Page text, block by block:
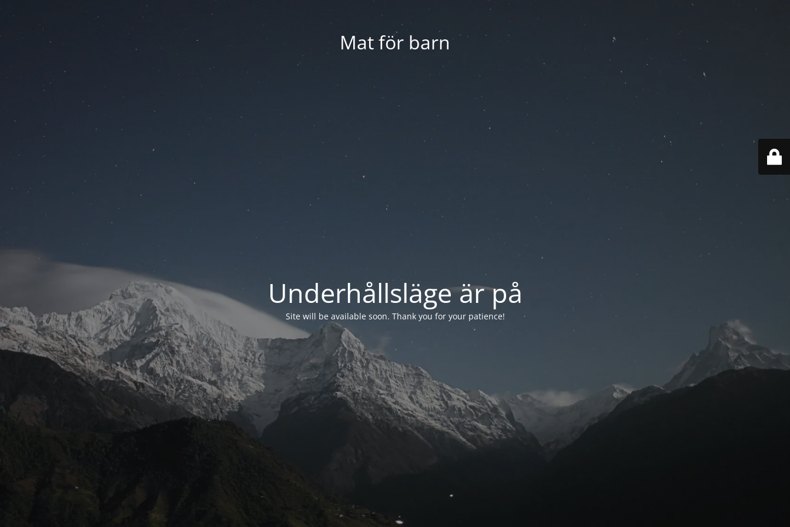
Mat för barn
Underhållsläge är på
Site will be available soon. Thank you for your patience!